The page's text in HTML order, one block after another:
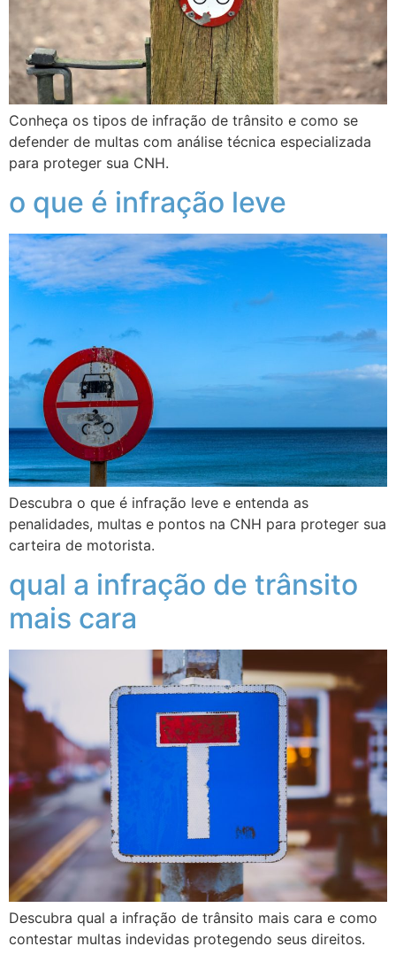
Conheça os tipos de infração de trânsito e como se
defender de multas com análise técnica especializada
para proteger sua CNH.
o que é infração leve
Descubra o que é infração leve e entenda as
penalidades, multas e pontos na CNH para proteger sua
carteira de motorista.
qual a infração de trânsito
mais cara
Descubra qual a infração de trânsito mais cara e como
contestar multas indevidas protegendo seus direitos.